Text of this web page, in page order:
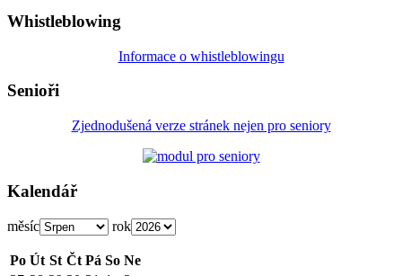
Whistleblowing
Informace o whistleblowingu
Senioři
Zjednodušená verze stránek nejen pro seniory
Kalendář
měsíc rok
Po Út St Čt Pá So Ne